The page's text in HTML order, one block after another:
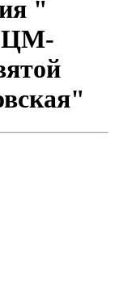
"
ЦМ-